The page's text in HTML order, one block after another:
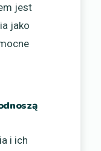
jest
jako
i ich